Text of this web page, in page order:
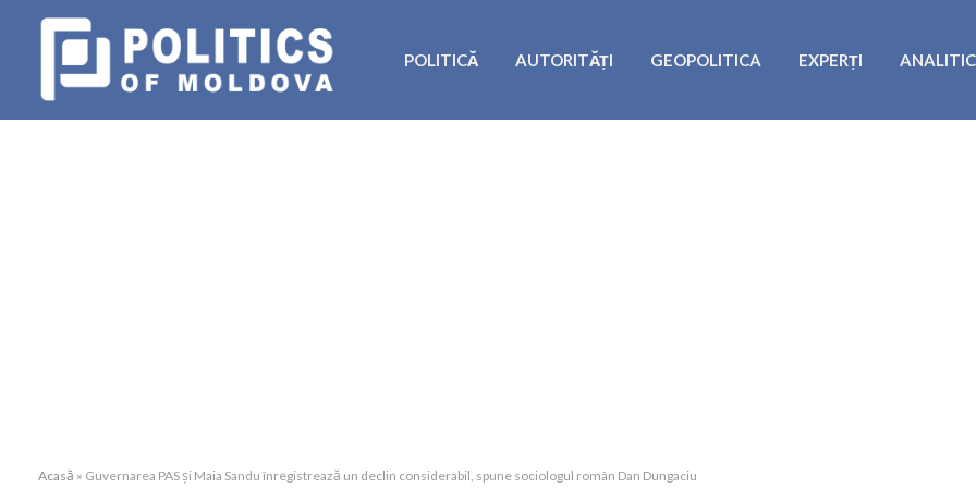
POLITICĂ AUTORITĂȚI GEOPOLITICA EXPERȚI
Acasă » Guvernarea PAS și Maia Sandu înregistrează un declin considerabil, spune sociologul român Dan Dungaciu